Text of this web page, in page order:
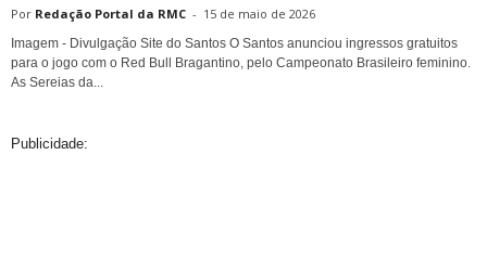
Redação Portal da RMC - 15 de maio de 2026
Imagem - Divulgação Site do Santos O Santos anunciou ingressos gratuitos
para o jogo com o Red Bull Bragantino, pelo Campeonato Brasileiro feminino.
As Sereias da...
Publicidade: